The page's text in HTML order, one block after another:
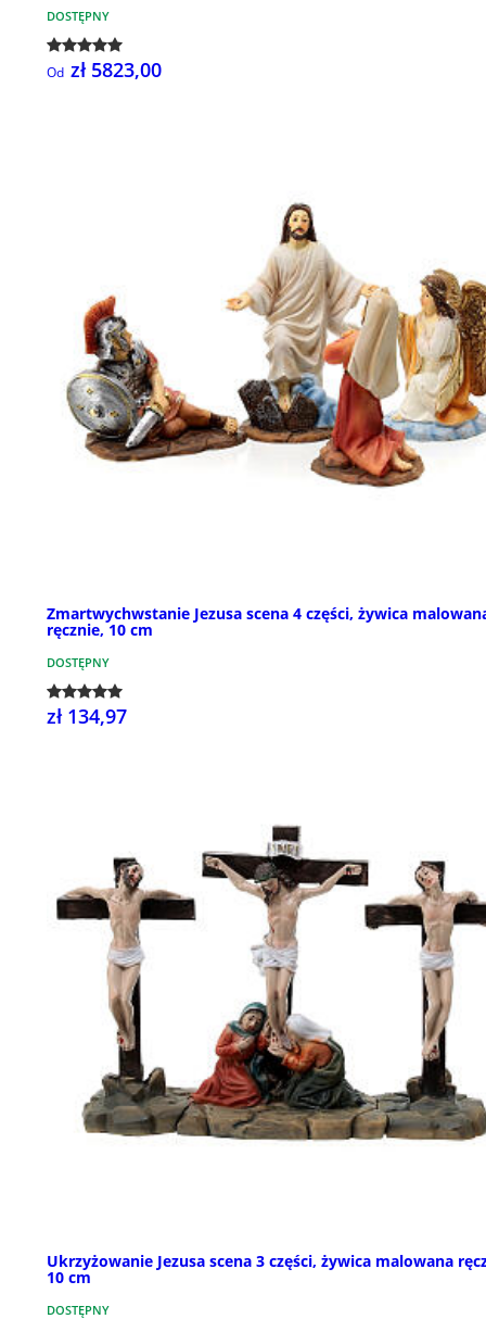
DOSTĘPNY
Od zł 5823,00
Zmartwychwstanie Jezusa scena 4 części, żywica
ręcznie, 10 cm
DOSTĘPNY
zł 134,97
Ukrzyżowanie Jezusa scena 3 części, żywica malowana
10 cm
DOSTĘPNY